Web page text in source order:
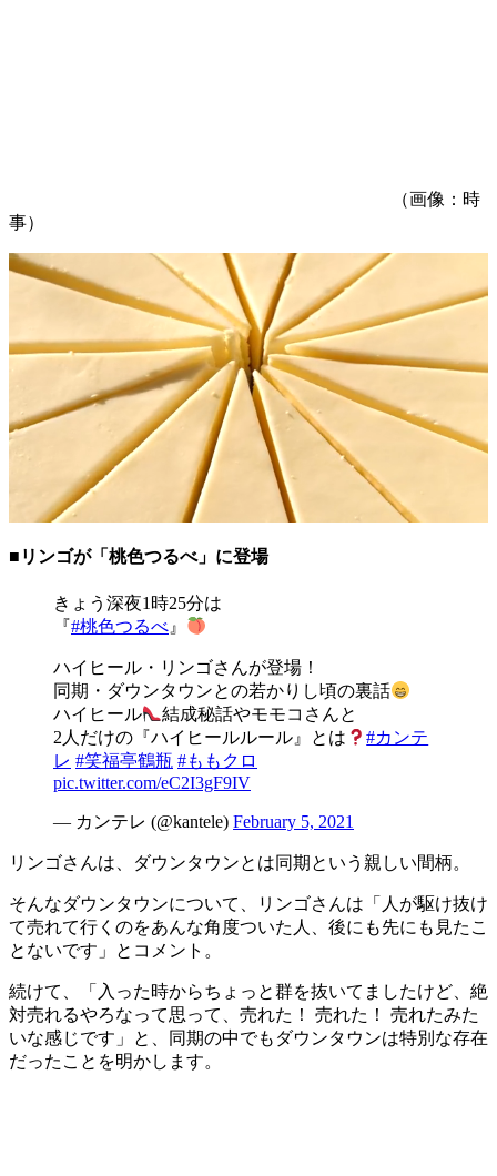
（画像：時
事）
■リンゴが「桃色つるべ」に登場
きょう深夜1時25分は
『#桃色つるべ 』
ハイヒール・リンゴさんが登場！
同期・ダウンタウンとの若かりし頃の裏話
ハイヒール
結成秘話やモモコさんと
2人だけの『ハイヒールルール』とは
#カンテ
レ #笑福亭鶴瓶 #ももクロ
pic.twitter.com/eC2I3gF9IV
— カンテレ (@kantele) February 5, 2021
リンゴさんは、ダウンタウンとは同期という親しい間柄。
そんなダウンタウンについて、リンゴさんは「人が駆け抜け
て売れて行くのをあんな角度ついた人、後にも先にも見たこ
とないです」とコメント。
続けて、「入った時からちょっと群を抜いてましたけど、絶
対売れるやろなって思って、売れた！ 売れた！ 売れたみた
いな感じです」と、同期の中でもダウンタウンは特別な存在
だったことを明かします。